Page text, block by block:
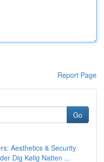
Report Page
Go
Aesthetics & Security
Dig Kølig Natten ...